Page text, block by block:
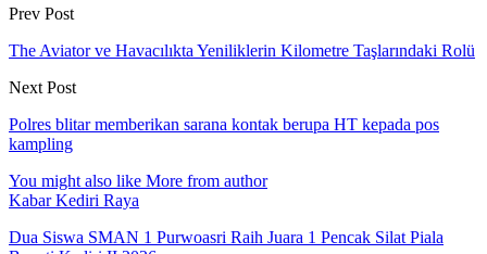
Prev Post
The Aviator ve Havacılıkta Yeniliklerin Kilometre Taşlarındaki Rolü
Next Post
Polres blitar memberikan sarana kontak berupa HT kepada pos
kampling
You might also like More from author
Kabar Kediri Raya
Dua Siswa SMAN 1 Purwoasri Raih Juara 1 Pencak Silat Piala